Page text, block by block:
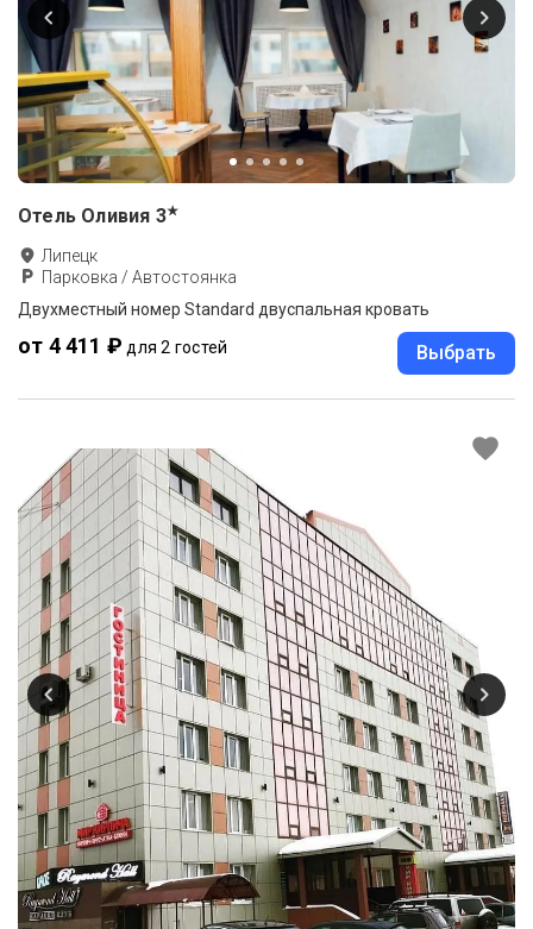
Отель Оливия 3★
Липецк
Парковка / Автостоянка
Двухместный номер Standard двуспальная кровать
от 4 411 ₽ для 2 гостей Выбрать